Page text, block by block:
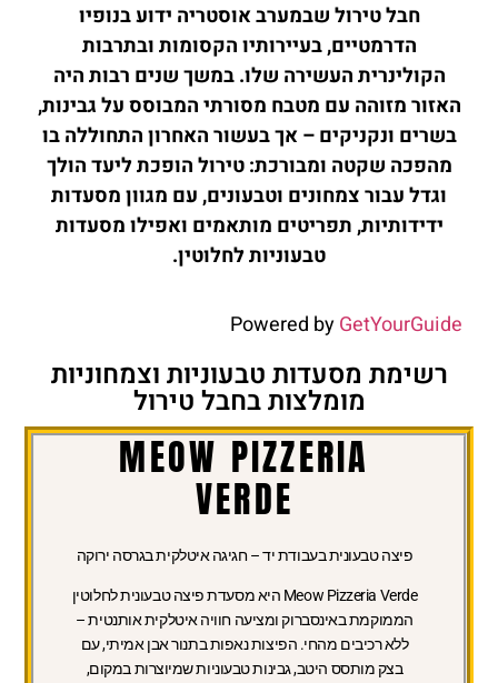
חבל טירול שבמערב אוסטריה ידוע בנופיו
הדרמטיים, בעיירותיו הקסומות ובתרבות
הקולינרית העשירה שלו. במשך שנים רבות היה
האזור מזוהה עם מטבח מסורתי המבוסס על גבינות,
בשרים ונקניקים – אך בעשור האחרון התחוללה בו
מהפכה שקטה ומבורכת: טירול הופכת ליעד הולך
וגדל עבור צמחונים וטבעונים, עם מגוון מסעדות
ידידותיות, תפריטים מותאמים ואפילו מסעדות
טבעוניות לחלוטין.
Powered byGetYourGuide
רשימת מסעדות טבעוניות וצמחוניות
מומלצות בחבל טירול
MEOW PIZZERIA
VERDE
פיצה טבעונית בעבודת יד – חגיגה איטלקית בגרסה ירוקה
Meow Pizzeria Verde היא מסעדת פיצה טבעונית לחלוטין
הממוקמת באינסברוק ומציעה חוויה איטלקית אותנטית –
ללא רכיבים מהחי. הפיצות נאפות בתנור אבן אמיתי, עם
בצק מותסס היטב, גבינות טבעוניות שמיוצרות במקום,